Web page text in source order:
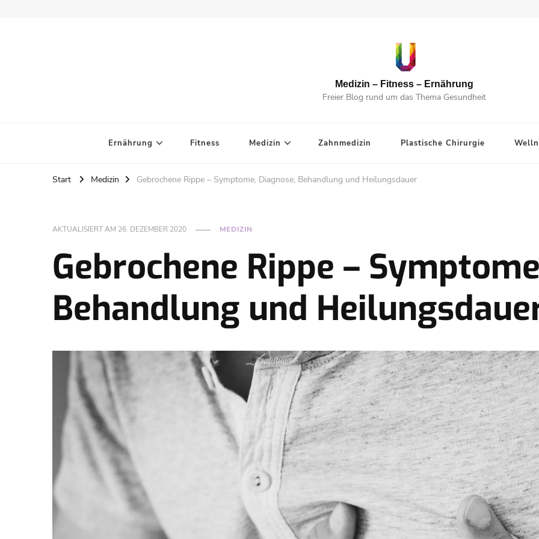
Medizin – Fitness – Ernährung
Freier Blog rund um das Thema Gesundheit
Ernährung Fitness Medizin Zahnmedizin Plastische Chirurgie
Start Medizin Gebrochene Rippe – Symptome, Diagnose, Behandlung und Heilungsdauer
AKTUALISIERT AM 26. DEZEMBER 2020 MEDIZIN
Gebrochene Rippe –
Behandlung und